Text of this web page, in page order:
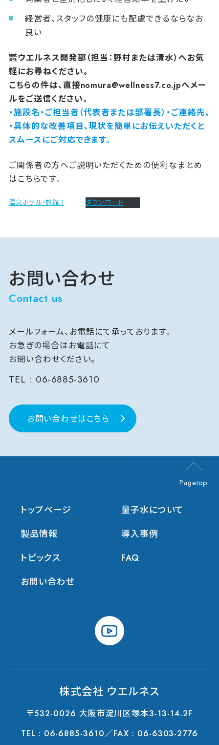
経営者、スタッフの健康にも配慮できるならなお
良い
㍿ウエルネス開発部（担当：野村または清水）へお気
軽にお尋ねください。
こちらの件は、直接nomura@wellness7.co.jpへメー
ルをご送信ください。
・施設名・ご担当者（代表者または部署長）・ご連絡先、
・具体的な改善項目、現状を簡単にお伝えいただくと
スムースにご対応できます。
ご関係者の方へご説明いただくための便利なまとめ
はこちらです。
温泉ホテル・旅館-1 ダウンロード
お問い合わせ
Contact us
メールフォーム、お電話にて承っております。
お急ぎの場合はお電話にて
お問い合わせください。
TEL : 06-6885-3610
お問い合わせはこちら
Pagetop
トップページ
量子水について
製品情報
導入事例
トピックス
FAQ
お問い合わせ
youtube
株式会社 ウエルネス
〒532-0026 大阪市淀川区塚本3-13-14.2F
TEL : 06-6885-3610／FAX : 06-6303-2776